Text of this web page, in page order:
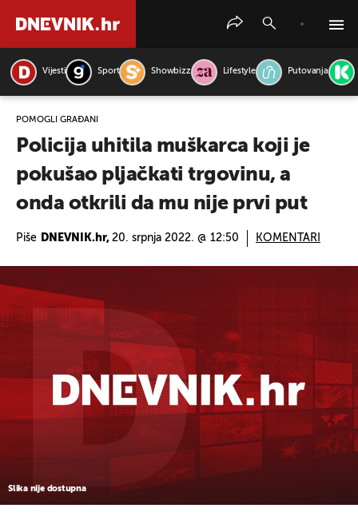
Vijesti Sport Showbizz Lifestyle Putovanja
POMOGLI GRAĐANI
Policija uhitila muškarca koji je
pokušao pljačkati trgovinu, a
onda otkrili da mu nije prvi put
Piše DNEVNIK.hr, 20. srpnja 2022. @ 12:50 KOMENTARI
Slika nije dostupna
PRETRAŽITE VIJESTI